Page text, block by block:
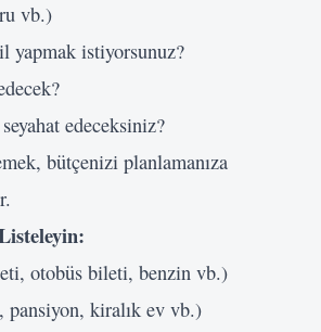
vb.)
yapmak istiyorsunuz?
edeceksiniz?
bütçenizi planlamanıza
otobüs bileti, benzin vb.)
pansiyon, kiralık ev vb.)